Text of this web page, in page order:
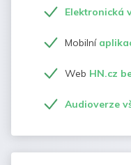
Elektronická
Mobilní
Web HN.cz
Audioverze